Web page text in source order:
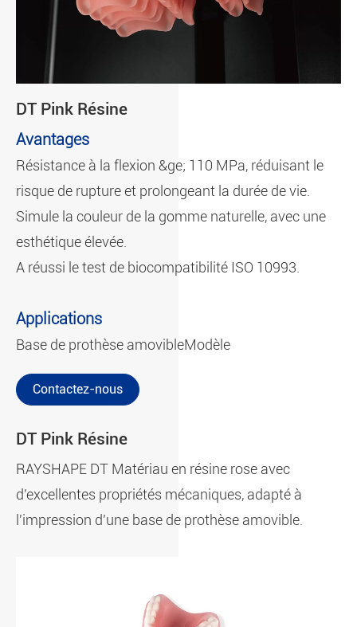
DT Pink Résine
Avantages
Résistance à la flexion &ge; 110 MPa, réduisant le
risque de rupture et prolongeant la durée de vie.
Simule la couleur de la gomme naturelle, avec une
esthétique élevée.
A réussi le test de biocompatibilité ISO 10993.
Applications
Base de prothèse amovibleModèle
Contactez-nous
DT Pink Résine
RAYSHAPE DT Matériau en résine rose avec
d'excellentes propriétés mécaniques, adapté à
l'impression d'une base de prothèse amovible.